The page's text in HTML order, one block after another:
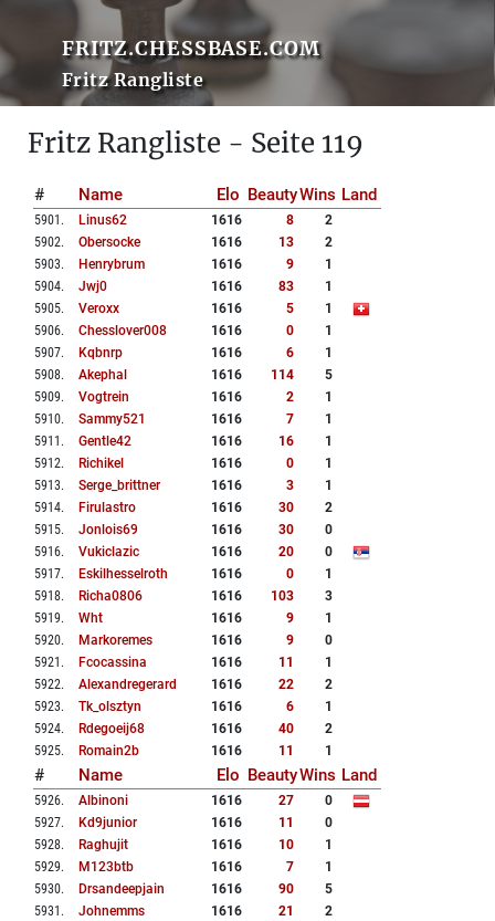
FRITZ.CHESSBASE.COM
Fritz Rangliste
Fritz Rangliste - Seite 119
# Name Elo BeautyWins Land
5901 . Linus62 1616 8
2
5902. Obersocke 1616 13
2
5903. Henrybrum 1616 9
1
5904. Jwj0 1616 83
1
5905. Veroxx 1616 5
1
5906. Chesslover008 1616 0
1
5907. Kqbnrp 1616 6
1
5908. Akephal 1616 114
5
5909. Vogtrein 1616 2
1
5910. Sammy521 1616 7
1
5911 . Gentle42 1616 16
1
5912. Richikel 1616 0
1
5913. Serge_brittner 1616 3
1
5914. Firulastro 1616 30
2
5915. Jonlois69 1616 30
0
5916. Vukiclazic 1616 20
0
5917. Eskilhesselroth 1616 0
1
5918. Richa0806 1616 103
3
5919. Wht 1616 9
1
5920. Markoremes 1616 9
0
5921 . Fcocassina 1616 11
1
5922. Alexandregerard 1616 22
2
5923. Tk_olsztyn 1616 6
1
5924. Rdegoeij68 1616 40
2
5925. Romain2b 1616 11 1
# Name Elo BeautyWins Land
5926. Albinoni 1616 27
0
5927. Kd9junior 1616 11
0
5928. Raghujit 1616 10
1
5929. M123btb 1616 7
1
5930. Drsandeepjain 1616 90
5
5931 . Johnemms 1616 21
2